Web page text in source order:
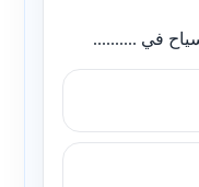
في ..........